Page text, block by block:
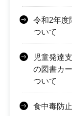
令和2年度
ついて
児童発達
の図書カ
ついて
食中毒防